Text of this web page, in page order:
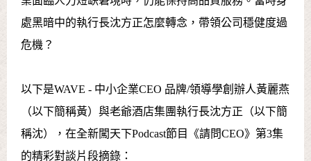
處黑暗中的執行長沈方正怎麼轉念，帶領公司穩健度過
危機？
以下是WAVE - 中小企業CEO 品牌/領導學創辦人黃麗燕
（以下簡稱黃）與老爺酒店集團執行長沈方正（以下簡
稱沈），在全新闖天下Podcast節目《請問CEO》第3集
的精彩對談片段摘錄：